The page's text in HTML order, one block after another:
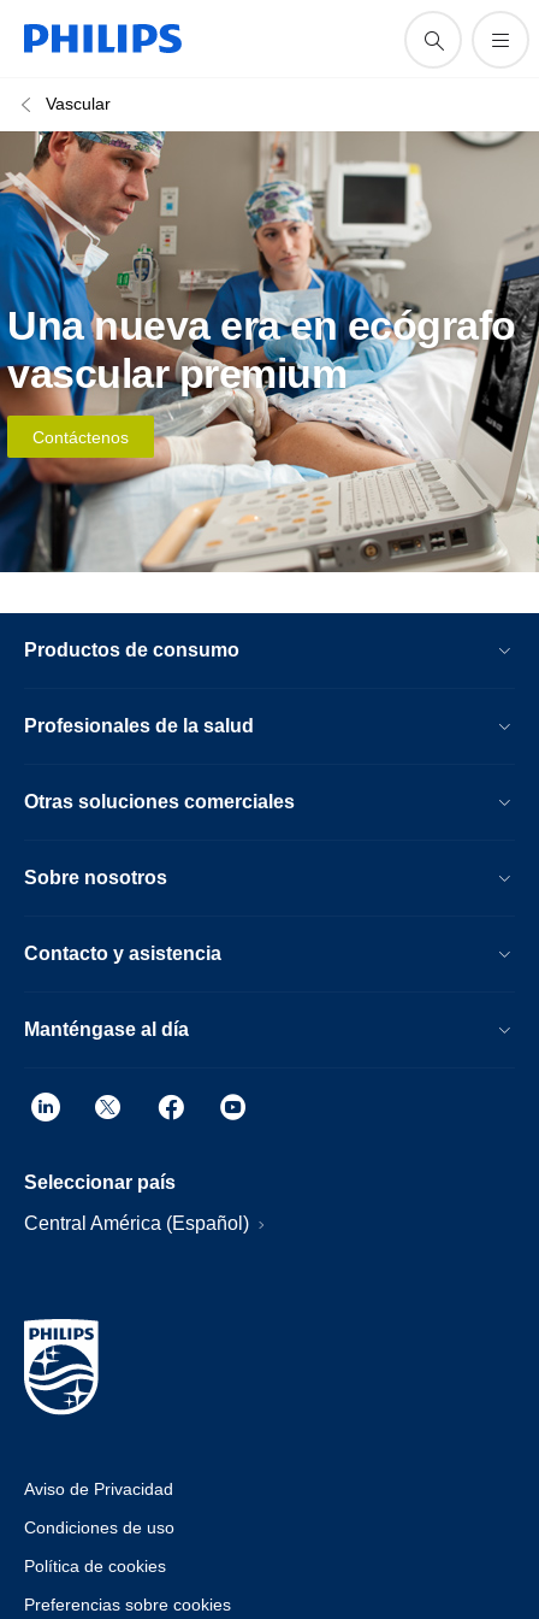
Vascular
Una nueva era en ecógrafo
vascular premium
Contáctenos
Productos de consumo
Profesionales de la salud
Otras soluciones comerciales
Sobre nosotros
Contacto y asistencia
Manténgase al día
Seleccionar país
Central América (Español)
Aviso de Privacidad
Condiciones de uso
Política de cookies
Preferencias sobre cookies